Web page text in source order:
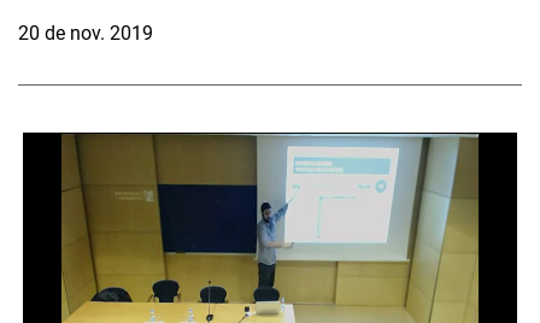
20 de nov. 2019